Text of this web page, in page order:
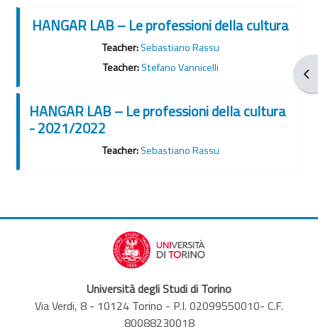
HANGAR LAB – Le professioni della cultura
Teacher:Sebastiano Rassu
Teacher:Stefano Vannicelli
HANGAR LAB – Le professioni della cultura
- 2021/2022
Teacher:Sebastiano Rassu
Università degli Studi di Torino
Via Verdi, 8 - 10124 Torino - P.I. 02099550010- C.F.
80088230018